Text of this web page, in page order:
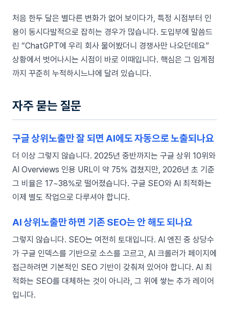
처음 한두 달은 별다른 변화가 없어 보이다가, 특정 시점부터 인
용이 동시다발적으로 잡히는 경우가 많습니다. 도입부에 말씀드
린 “ChatGPT에 우리 회사 물어봤더니 경쟁사만 나오던데요”
상황에서 벗어나시는 시점이 바로 이때입니다. 핵심은 그 임계점
까지 꾸준히 누적하시느냐에 달려 있습니다.
자주 묻는 질문
구글 상위노출만 잘 되면 AI에도 자동으로 노출되나요
더 이상 그렇지 않습니다. 2025년 중반까지는 구글 상위 10위와
AI Overviews 인용 URL이 약 75% 겹쳤지만, 2026년 초 기준
그 비율은 17~38%로 떨어졌습니다. 구글 SEO와 AI 최적화는
이제 별도 작업으로 다루셔야 합니다.
AI 상위노출만 하면 기존 SEO는 안 해도 되나요
그렇지 않습니다. SEO는 여전히 토대입니다. AI 엔진 중 상당수
가 구글 인덱스를 기반으로 소스를 고르고, AI 크롤러가 페이지에
접근하려면 기본적인 SEO 기반이 갖춰져 있어야 합니다. AI 최
적화는 SEO를 대체하는 것이 아니라, 그 위에 쌓는 추가 레이어
입니다.